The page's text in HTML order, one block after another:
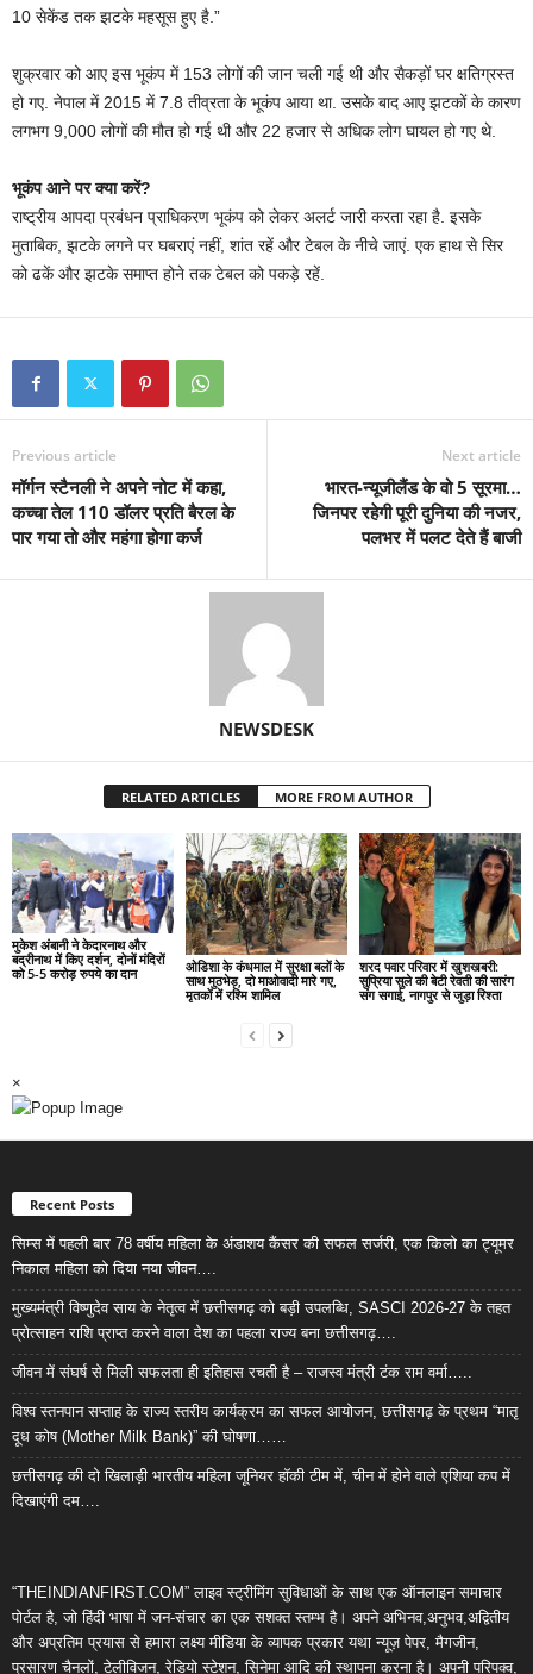
10 सेकेंड तक झटके महसूस हुए है.”
शुक्रवार को आए इस भूकंप में 153 लोगों की जान चली गई थी और सैकड़ों घर क्षतिग्रस्त
हो गए. नेपाल में 2015 में 7.8 तीव्रता के भूकंप आया था. उसके बाद आए झटकों के कारण
लगभग 9,000 लोगों की मौत हो गई थी और 22 हजार से अधिक लोग घायल हो गए थे.
भूकंप आने पर क्या करें?
राष्ट्रीय आपदा प्रबंधन प्राधिकरण भूकंप को लेकर अलर्ट जारी करता रहा है. इसके
मुताबिक, झटके लगने पर घबराएं नहीं, शांत रहें और टेबल के नीचे जाएं. एक हाथ से सिर
को ढकें और झटके समाप्त होने तक टेबल को पकड़े रहें.
Previous article
मॉर्गन स्टैनली ने अपने नोट में कहा,
कच्चा तेल 110 डॉलर प्रति बैरल के
पार गया तो और महंगा होगा कर्ज
Next article
भारत-न्यूजीलैंड के वो 5 सूरमा…
जिनपर रहेगी पूरी दुनिया की नजर,
पलभर में पलट देते हैं बाजी
NEWSDESK
RELATED ARTICLES MORE FROM AUTHOR
मुकेश अंबानी ने केदारनाथ और
बद्रीनाथ में किए दर्शन, दोनों मंदिरों
को 5-5 करोड़ रुपये का दान
ओडिशा के कंधमाल में सुरक्षा बलों के
साथ मुठभेड़, दो माओवादी मारे गए,
मृतकों में रश्मि शामिल
शरद पवार परिवार में खुशखबरी:
सुप्रिया सुले की बेटी रेवती की सारंग
संग सगाई, नागपुर से जुड़ा रिश्ता
×
Recent Posts
सिम्स में पहली बार 78 वर्षीय महिला के अंडाशय कैंसर की सफल सर्जरी, एक किलो का ट्यूमर
निकाल महिला को दिया नया जीवन….
मुख्यमंत्री विष्णुदेव साय के नेतृत्व में छत्तीसगढ़ को बड़ी उपलब्धि, SASCI 2026-27 के तहत
प्रोत्साहन राशि प्राप्त करने वाला देश का पहला राज्य बना छत्तीसगढ़….
जीवन में संघर्ष से मिली सफलता ही इतिहास रचती है – राजस्व मंत्री टंक राम वर्मा…..
विश्व स्तनपान सप्ताह के राज्य स्तरीय कार्यक्रम का सफल आयोजन, छत्तीसगढ़ के प्रथम “मातृ
दूध कोष (Mother Milk Bank)” की घोषणा……
छत्तीसगढ़ की दो खिलाड़ी भारतीय महिला जूनियर हॉकी टीम में, चीन में होने वाले एशिया कप में
दिखाएंगी दम….
“THEINDIANFIRST.COM” लाइव स्ट्रीमिंग सुविधाओं के साथ एक ऑनलाइन समाचार
पोर्टल है, जो हिंदी भाषा में जन-संचार का एक सशक्त स्तम्भ है। अपने अभिनव,अनुभव,अद्वितीय
और अप्रतिम प्रयास से हमारा लक्ष्य मीडिया के व्यापक प्रकार यथा न्यूज़ पेपर, मैगजीन,
प्रसारण चैनलों, टेलीविजन, रेडियो स्टेशन, सिनेमा आदि की स्थापना करना है। अपनी परिपक्व,